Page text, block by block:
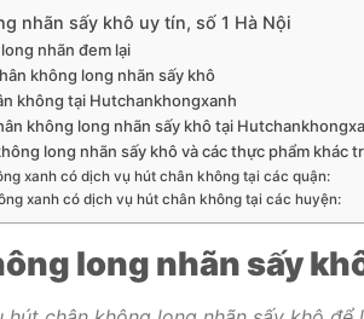
nhãn sấy khô uy tín, số 1 Hà Nội
nhãn đem lại
không long nhãn sấy khô
không tại Hutchankhongxanh
không long nhãn sấy khô tại
long nhãn sấy khô và các thực phẩm khác
xanh có dịch vụ hút chân không tại các quận:
xanh có dịch vụ hút chân không tại các huyện:
long nhãn sấy